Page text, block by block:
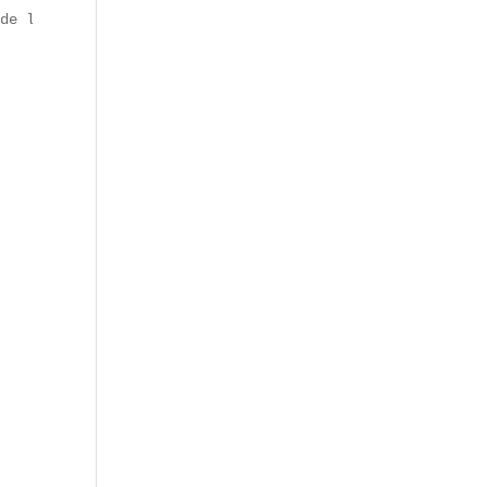
la Révolution. La station conserve ce nom pour